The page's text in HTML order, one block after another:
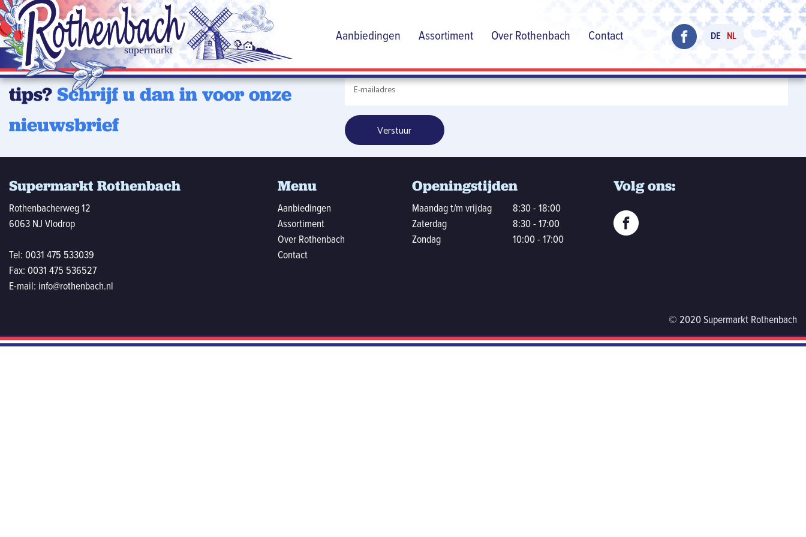
Aanbiedingen Assortiment Over Rothenbach Contact DE NL
Wilt u op de hoogte blijven de
laatste aanbiedingen of handige
tips? Schrijf u dan in voor onze
nieuwsbrief
Supermarkt Rothenbach
Rothenbacherweg 12
6063 NJ Vlodrop
Tel: 0031 475 533039
Fax: 0031 475 536527
E-mail: info@rothenbach.nl
Menu
Aanbiedingen
Assortiment
Over Rothenbach
Contact
Openingstijden
Maandag t/m vrijdag
8:30 - 18:00
Zaterdag
8:30 - 17:00
Zondag
10:00 - 17:00
Volg ons:
© 2020 Supermarkt Rothenbach